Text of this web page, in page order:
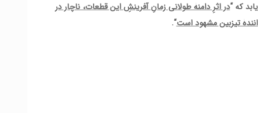
که “در اثرِ دامنۀ طولانی زمانِ آفرینشِ این قطعات، ناچار در
تیزبین مشهود است“.